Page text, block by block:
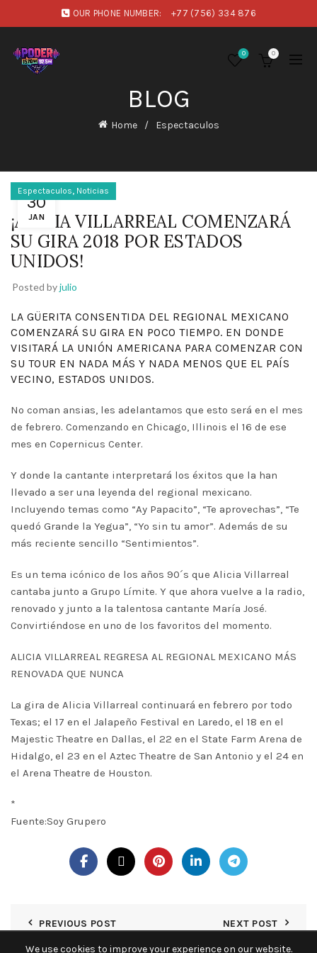
OUR PHONE NUMBER: +77 (756) 334 876
0 0
BLOG
Home Espectaculos
30
JAN
Espectaculos, Noticias
¡ALICIA VILLARREAL COMENZARÁ
SU GIRA 2018 POR ESTADOS
UNIDOS!
Posted byjulio
LA GÜERITA CONSENTIDA DEL REGIONAL MEXICANO
COMENZARÁ SU GIRA EN POCO TIEMPO. EN DONDE
VISITARÁ LA UNIÓN AMERICANA PARA COMENZAR CON
SU TOUR EN NADA MÁS Y NADA MENOS QUE EL PAÍS
VECINO, ESTADOS UNIDOS.
No coman ansias, les adelantamos que esto será en el mes
de febrero. Comenzando en Chicago, Illinois el 16 de ese
mes en Copernicus Center.
Y donde la cantante interpretará los éxitos que la han
llevado a ser una leyenda del regional mexicano.
Incluyendo temas como “Ay Papacito”, “Te aprovechas”, “Te
quedó Grande la Yegua”, “Yo sin tu amor”. Además de su
más reciente sencillo “Sentimientos”.
Es un tema icónico de los años 90´s que Alicia Villarreal
cantaba junto a Grupo Límite. Y que ahora vuelve a la radio,
renovado y junto a la talentosa cantante María José.
Convirtiéndose en uno de los favoritos del momento.
ALICIA VILLARREAL REGRESA AL REGIONAL MEXICANO MÁS
RENOVADA QUE NUNCA
La gira de Alicia Villarreal continuará en febrero por todo
Texas; el 17 en el Jalapeño Festival en Laredo, el 18 en el
Majestic Theatre en Dallas, el 22 en el State Farm Arena de
Hidalgo, el 23 en el Aztec Theatre de San Antonio y el 24 en
el Arena Theatre de Houston.
*
Fuente:Soy Grupero
PREVIOUS POST NEXT POST
We use cookies to improve your experience on our website.